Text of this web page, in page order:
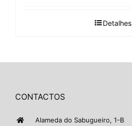
Detalhes
CONTACTOS
Alameda do Sabugueiro, 1-B